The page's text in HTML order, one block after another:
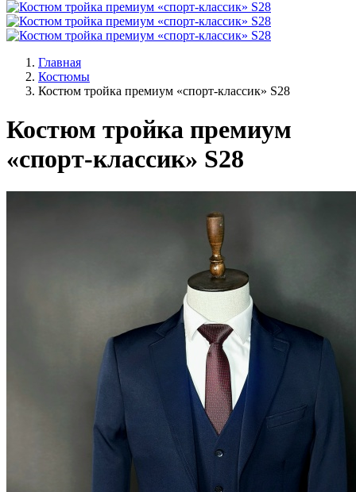
Главная
Костюмы
Костюм тройка премиум «спорт-классик» S28
Костюм тройка премиум
«спорт-классик» S28